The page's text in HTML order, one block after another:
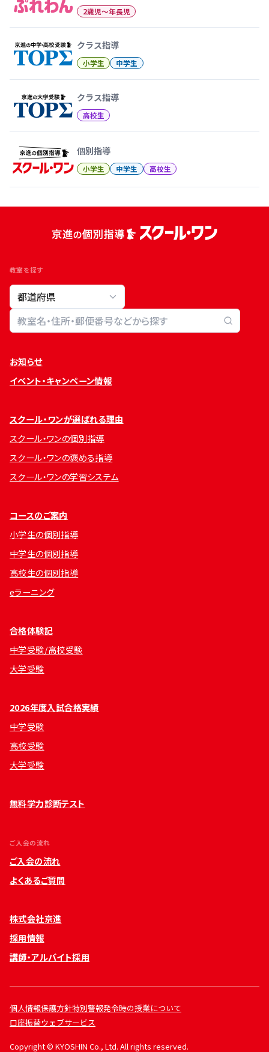
2歳児〜年長児
クラス指導
小学生 中学生
クラス指導
高校生
個別指導
小学生 中学生 高校生
教室を探す
教室検索
お知らせ
イベント・キャンペーン情報
スクール・ワンが選ばれる理由
スクール・ワンの個別指導
スクール・ワンの褒める指導
スクール・ワンの学習システム
コースのご案内
小学生の個別指導
中学生の個別指導
高校生の個別指導
eラーニング
合格体験記
中学受験/高校受験
大学受験
2026年度入試合格実績
中学受験
高校受験
大学受験
無料学力診断テスト
ご入会の流れ
ご入会の流れ
よくあるご質問
株式会社京進
採用情報
講師・アルバイト採用
個人情報保護方針特別警報発令時の授業について
口座振替ウェブサービス
Copyright © KYOSHIN Co., Ltd. All rights reserved.